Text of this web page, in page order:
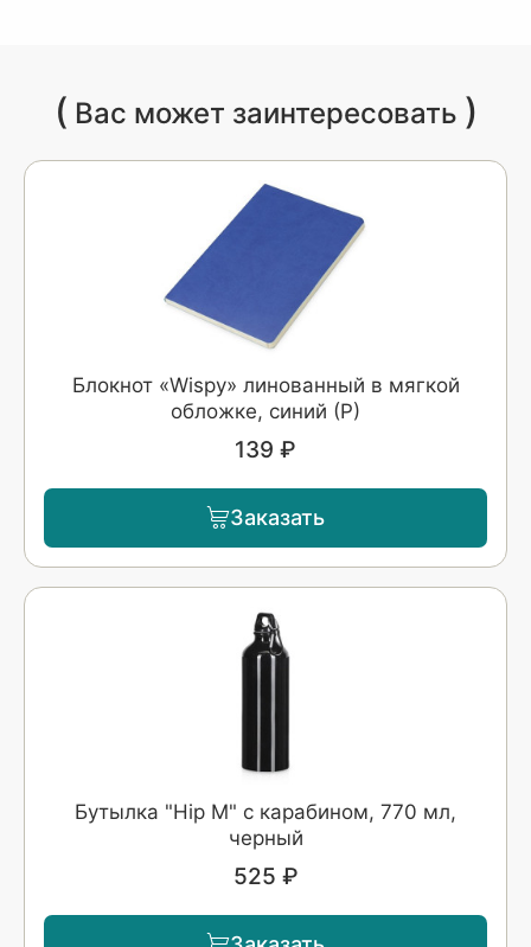
( Вас может заинтересовать )
Блокнот «Wispy» линованный в мягкой
обложке, синий (Р)
139 ₽
Заказать
Бутылка "Hip M" с карабином, 770 мл,
черный
525 ₽